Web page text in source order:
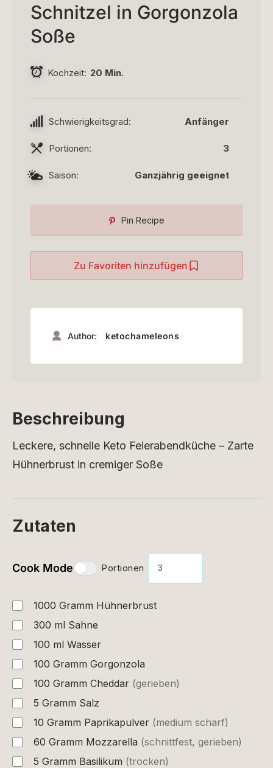
Schnitzel in Gorgonzola
Soße
Kochzeit 20 Min.
Schwierigkeitsgrad: Anfänger
Portionen: 3
Saison: Ganzjährig geeignet
Pin Recipe
Zu Favoriten hinzufügen
Author: ketochameleons
Beschreibung
Leckere, schnelle Keto Feierabendküche – Zarte
Hühnerbrust in cremiger Soße
Zutaten
Cook Mode Portionen
1000 Gramm Hühnerbrust
300 ml Sahne
100 ml Wasser
100 Gramm Gorgonzola
100 Gramm Cheddar (gerieben)
5 Gramm Salz
10 Gramm Paprikapulver (medium scharf)
60 Gramm Mozzarella (schnittfest, gerieben)
5 Gramm Basilikum (trocken)